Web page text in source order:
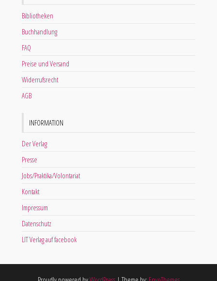
Bibliotheken
Buchhandlung
FAQ
Preise und Versand
Widerrufsrecht
AGB
INFORMATION
Der Verlag
Presse
Jobs/Praktika/Volontariat
Kontakt
Impressum
Datenschutz
LIT Verlag auf facebook